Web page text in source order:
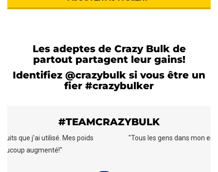
Les adeptes de Crazy Bulk de
partout partagent leur gains!
Identifiez @crazybulk si vous être un
fier #crazybulker
#TEAMCRAZYBULK
"Tous les gens dans mon entourage en parlent!"